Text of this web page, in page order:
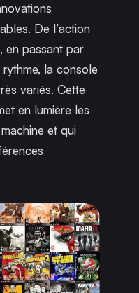
De l’action
en passant par
la console
variés. Cette
en lumière les
et qui